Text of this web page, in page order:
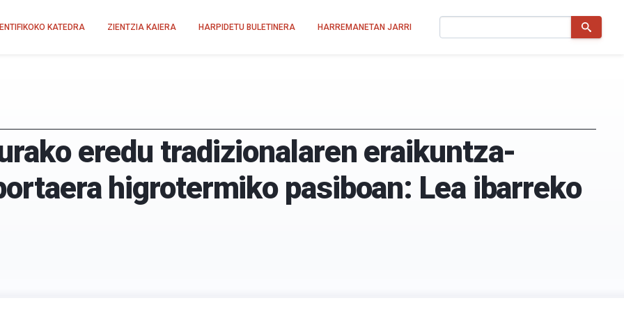
KATEDRA ZIENTZIA KAIERA HARPIDETU BULETINERA HARREMANETAN JARRI
eredu tradizionalaren eraikuntza-
higrotermiko pasiboan: Lea ibarreko